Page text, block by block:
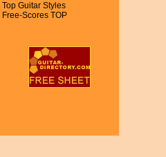
Top Guitar Styles
Free-Scores TOP